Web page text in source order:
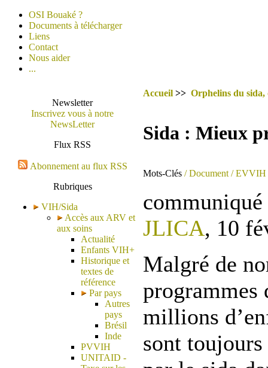
OSI Bouaké ?
Documents à télécharger
Liens
Contact
Nous aider
...
Newsletter
Inscrivez vous à notre
NewsLetter
Flux RSS
Abonnement au flux RSS
Rubriques
VIH/Sida
Accès aux ARV et
aux soins
Actualité
Enfants VIH+
Historique et
textes de
référence
Par pays
Autres
pays
Brésil
Inde
PVVIH
UNITAID -
Accueil >> Orphelins du
Sida : Mieux
Mots-Clés / Document / EVVIH
communiqué
JLICA, 10
Malgré de
programmes
millions
sont